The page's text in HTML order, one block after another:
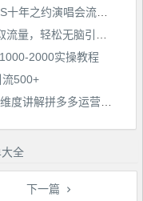
2000实操教程
流500+
下一篇